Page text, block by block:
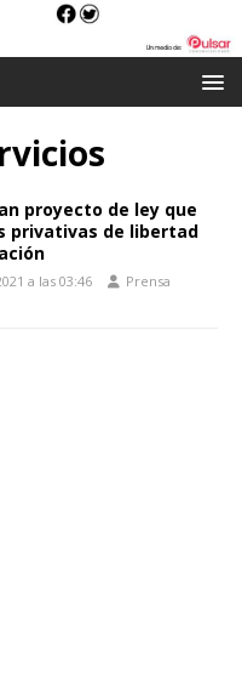
proyecto de ley que
privativas de libertad
a las 03:46 Prensa